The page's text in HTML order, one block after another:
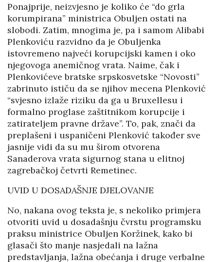
Ponajprije, neizvjesno je koliko će “do grla
korumpirana” ministrica Obuljen ostati na
slobodi. Zatim, mnogima je, pa i samom Alibabi
Plenkoviću razvidno da je Obuljenka
istovremeno najveći korupcijski kamen i oko
njegovoga anemičnog vrata. Naime, čak i
Plenkovićeve bratske srpskosvetske “Novosti”
zabrinuto ističu da se njihov mecena Plenković
“svjesno izlaže riziku da ga u Bruxellesu i
formalno proglase zaštitnikom korupcije i
zatirateljem pravne države”. To, pak, znači da
preplašeni i uspaničeni Plenković također sve
jasnije vidi da su mu širom otvorena
Sanaderova vrata sigurnog stana u elitnoj
zagrebačkoj četvrti Remetinec.
UVID U DOSADAŠNJE DJELOVANJE
No, nakana ovog teksta je, s nekoliko primjera
otvoriti uvid u dosadašnju čvrstu programsku
praksu ministrice Obuljen Koržinek, kako bi
glasači što manje nasjedali na lažna
predstavljanja, lažna obećanja i druge verbalne